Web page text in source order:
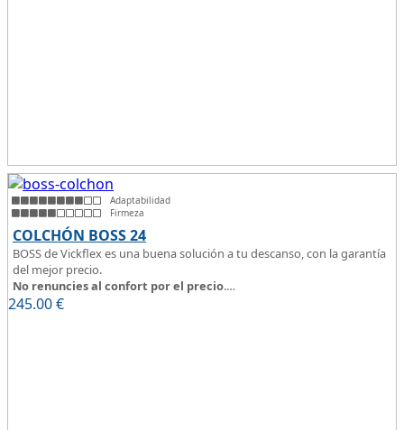
Adaptabilidad
Firmeza
COLCHÓN BOSS 24
BOSS de Vickflex es una buena solución a tu descanso, con la garantía
del mejor precio.
No renuncies al confort por el precio.
Disfruta este colchón de
245.00€